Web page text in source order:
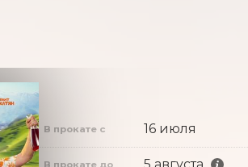
В прокате с 16 июля
В прокате до 5 августа